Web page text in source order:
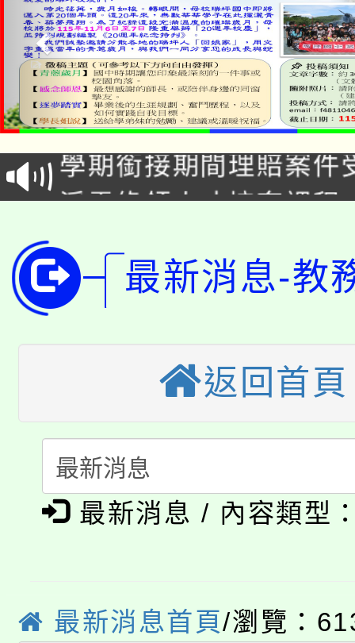
淨零綠生活教案入校路
會
115年食農教育專業人
程
學期銜接期間理賠案件
學籍身 分審查程序及
版
淨零綠領人才培育課程
代理(課)教師甄選結果(
「2026金融保險知識
車」活動
桃園市115學年度學生
生本土語及新住民語歌
公告本校115學年度第
代理(課)教師甄選結果
公告本校115學年度第
代理(課)教師甄選結果(
轉知中國文化大學推廣
《TA101》溝通分析基
程，歡迎學生輔導中心
系所師生報名參加。
淨零綠生活教案入校路
會
115年食農教育專業人
公告本校115學年度第
最新消息-教
返回首頁
最新消息 / 內容類型
最新消息首頁/瀏覽：